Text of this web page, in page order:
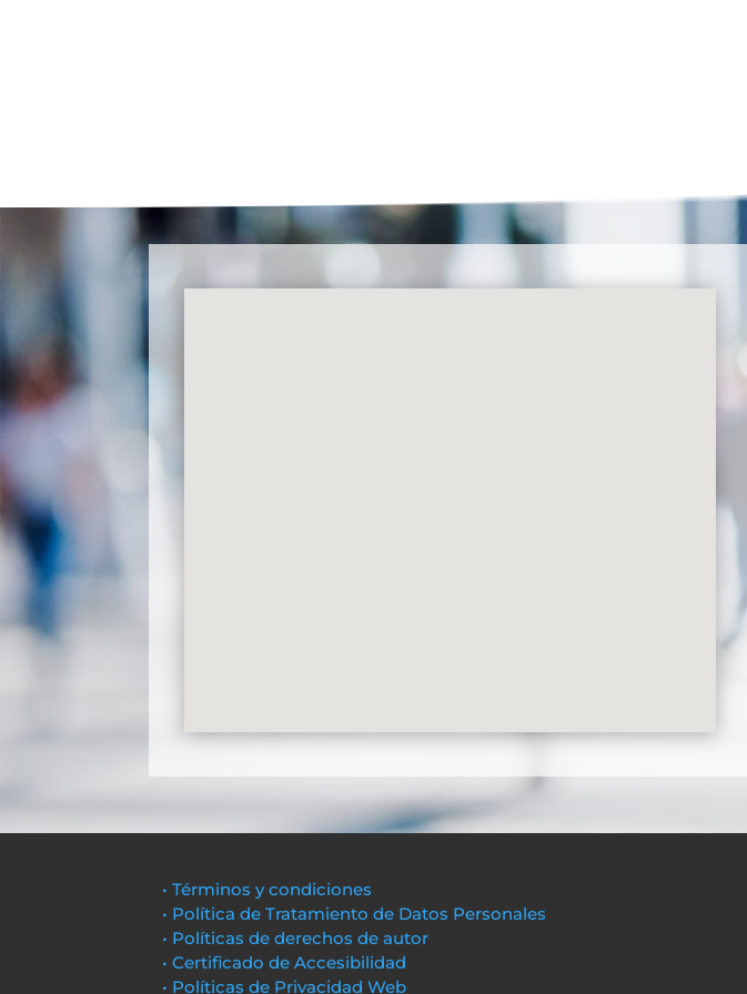
• Términos y condiciones
• Política de Tratamiento de Datos Personales
• Políticas de derechos de autor
• Certificado de Accesibilidad
• Políticas de Privacidad Web